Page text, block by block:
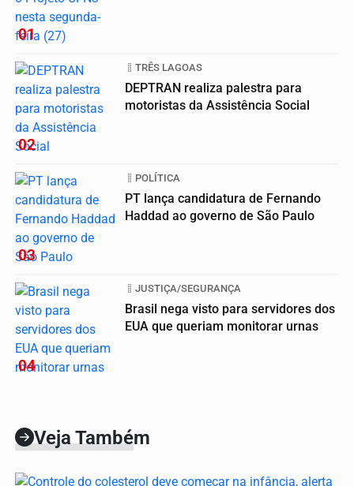
01
02
TRÊS LAGOAS
DEPTRAN realiza palestra para
motoristas da Assistência Social
03
POLÍTICA
PT lança candidatura de Fernando
Haddad ao governo de São Paulo
04
JUSTIÇA/SEGURANÇA
Brasil nega visto para servidores dos
EUA que queriam monitorar urnas
Veja Também